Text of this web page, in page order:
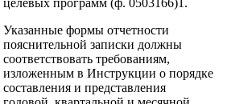
целевых программ (ф. 0503166)1.
Указанные формы отчетности
пояснительной записки должны
соответствовать требованиям,
изложенным в Инструкции о порядке
составления и представления